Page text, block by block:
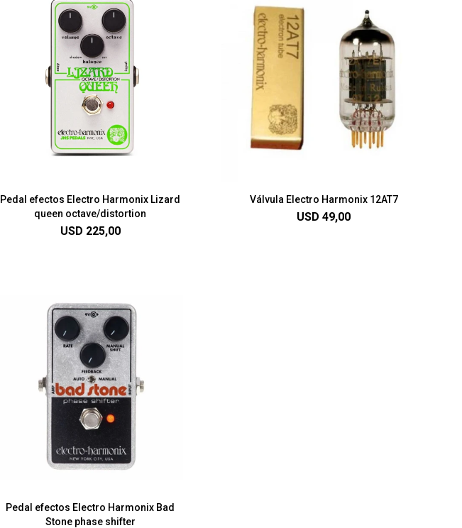
Pedal efectos Electro Harmonix Lizard
queen octave/distortion
USD 225,00
Válvula Electro Harmonix 12AT7
USD 49,00
Pedal efectos Electro Harmonix Bad
Stone phase shifter